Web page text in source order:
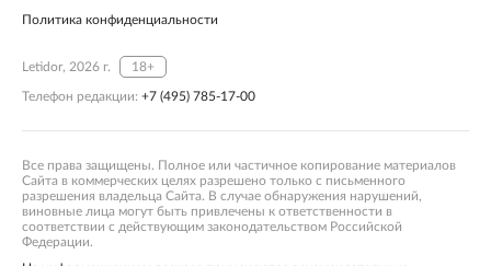
Политика конфиденциальности
Letidor, 2026 г. 18+
Телефон редакции: +7 (495) 785-17-00
Все права защищены. Полное или частичное копирование материалов
Сайта в коммерческих целях разрешено только с письменного
разрешения владельца Сайта. В случае обнаружения нарушений,
виновные лица могут быть привлечены к ответственности в
соответствии с действующим законодательством Российской
Федерации.